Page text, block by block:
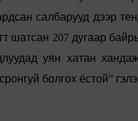
салбарууд дээр
шатсан 207 дугаар
уян хатан хандаж
болгох ёстой”